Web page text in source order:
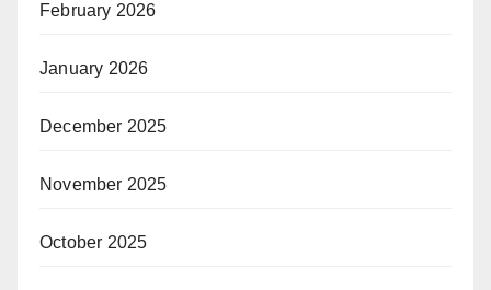
February 2026
January 2026
December 2025
November 2025
October 2025